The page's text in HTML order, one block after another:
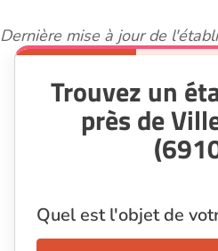
Dernière mise à jour de
Trouvez un
près de
Quel est l'objet de